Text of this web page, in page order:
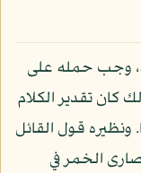
وجب حمله على
كان تقدير الكلام
ونظيره قول القائل
الخمر في